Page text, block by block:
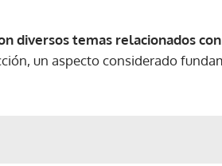
diversos temas relacionados
un aspecto considerado